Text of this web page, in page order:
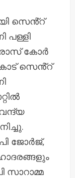
സെൻ്റ്
പള്ളി
കോർ
സെൻ്റ്
ജോർജ്,
സാറാമ്മ